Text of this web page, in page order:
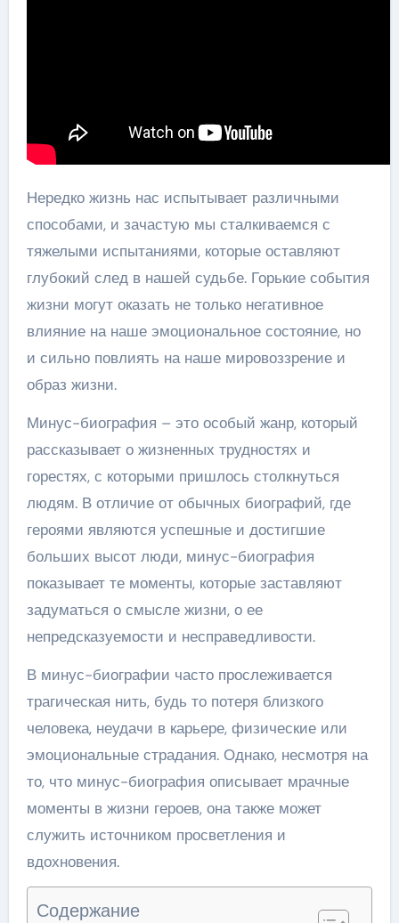
Нередко жизнь нас испытывает различными
способами, и зачастую мы сталкиваемся с
тяжелыми испытаниями, которые оставляют
глубокий след в нашей судьбе. Горькие события
жизни могут оказать не только негативное
влияние на наше эмоциональное состояние, но
и сильно повлиять на наше мировоззрение и
образ жизни.
Минус-биография – это особый жанр, который
рассказывает о жизненных трудностях и
горестях, с которыми пришлось столкнуться
людям. В отличие от обычных биографий, где
героями являются успешные и достигшие
больших высот люди, минус-биография
показывает те моменты, которые заставляют
задуматься о смысле жизни, о ее
непредсказуемости и несправедливости.
В минус-биографии часто прослеживается
трагическая нить, будь то потеря близкого
человека, неудачи в карьере, физические или
эмоциональные страдания. Однако, несмотря на
то, что минус-биография описывает мрачные
моменты в жизни героев, она также может
служить источником просветления и
вдохновения.
Содержание